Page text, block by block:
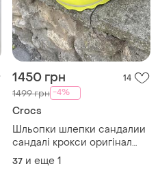
1450 грн 14
1499 грн -4%
Crocs
Шльопки шлепки сандалии
сандалі крокси оригінал
crocs
37 и еще 1